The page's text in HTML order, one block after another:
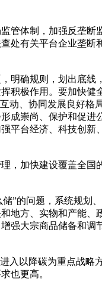
管体制，加强反垄
处有关平台企业垄
明确规则，划出底线
积极作用。要加快
动、协同发展良好格
成崇尚、保护和促进
台经济、科技创新
，加快建设覆盖全国
”的问题，系统规划
地方、实物和产能
大宗商品储备和调
入以降碳为重点战略
也更高。